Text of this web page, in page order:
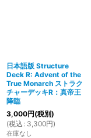
日本語版 Structure
Deck R: Advent of the
True Monarch ストラク
チャーデッキR：真帝王
降臨
3,000円(税別)
(税込 : 3,300円)
在庫なし